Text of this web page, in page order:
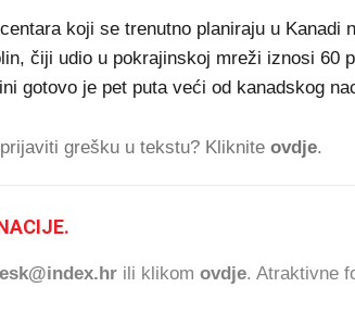
koji se trenutno planiraju u Kanadi
čiji udio u pokrajinskoj mreži iznosi 60
gotovo je pet puta veći od kanadskog
grešku u tekstu? Kliknite ovdje.
ili klikom ovdje. Atraktivne